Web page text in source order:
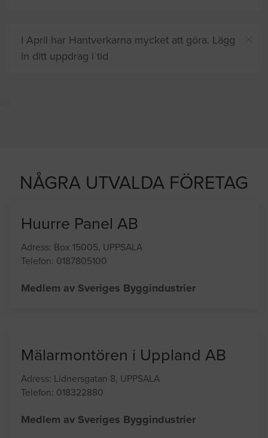
I April har Hantverkarna mycket att göra. Lägg
in ditt uppdrag i tid
NÅGRA UTVALDA FÖRETAG
Huurre Panel AB
Adress: Box 15005, UPPSALA
Telefon: 0187805100
Medlem av Sveriges Byggindustrier
Mälarmontören i Uppland AB
Adress: Lidnersgatan 8, UPPSALA
Telefon: 018322880
Medlem av Sveriges Byggindustrier